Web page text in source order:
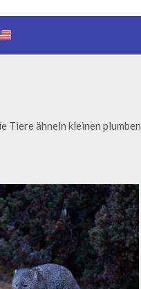
Tiere ähneln kleinen plumben